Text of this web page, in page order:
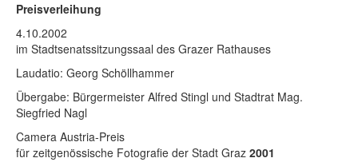
Preisverleihung
4.10.2002
im Stadtsenatssitzungssaal des Grazer Rathauses
Laudatio: Georg Schöllhammer
Übergabe: Bürgermeister Alfred Stingl und Stadtrat Mag.
Siegfried Nagl
Camera Austria-Preis
für zeitgenössische Fotografie der Stadt Graz 2001